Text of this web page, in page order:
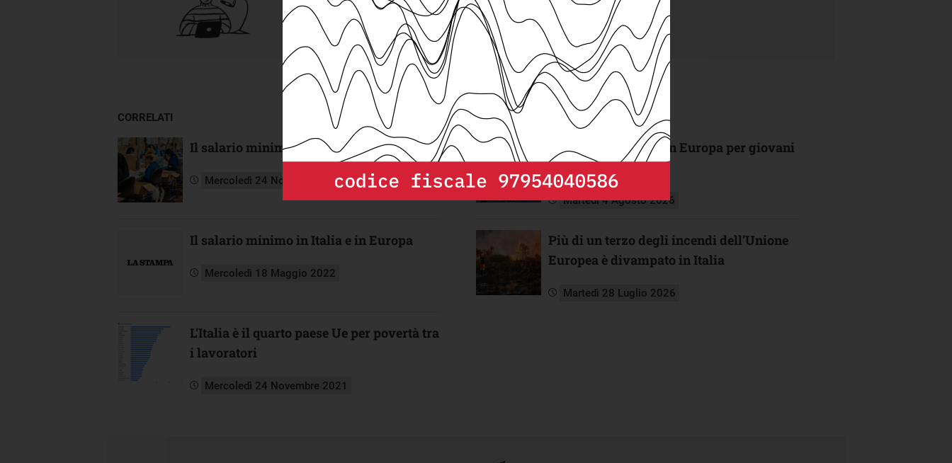
Partner tecnologico di Openpolis per infrastrutture e piattaforme dati.
Scopri di più e invia la tua candidatura.
CORRELATI
Il salario minimo nei paesi europei
Mercoledì 24 Novembre 2021
Il salario minimo in Italia e in Europa
Mercoledì 18 Maggio 2022
L’Italia è il quarto paese Ue per povertà tra
i lavoratori
Mercoledì 24 Novembre 2021
RECENTI
L’Italia è penultima in Europa per giovani
laureati
Martedì 4 Agosto 2026
Più di un terzo degli incendi dell’Unione
Europea è divampato in Italia
Martedì 28 Luglio 2026